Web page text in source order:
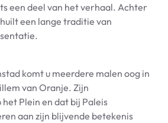
een deel van het verhaal. Achter
een lange traditie van
komt u meerdere malen oog in
van Oranje. Zijn
Plein en dat bij Paleis
aan zijn blijvende betekenis